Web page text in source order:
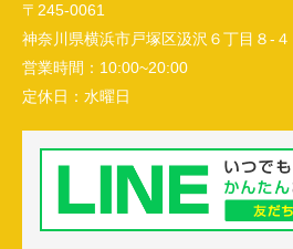
〒245-0061
神奈川県横浜市戸塚区汲沢６丁目８-４
営業時間： 10:00~20:00
定休日： 水曜日